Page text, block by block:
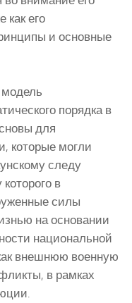
как его
и основные
порядка в
для
которые могли
следу
в
силы
на основании
национальной
внешнюю военную
в рамках